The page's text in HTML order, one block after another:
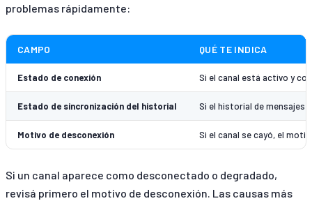
problemas rápidamente:
CAMPO QUÉ TE INDICA
Estado de conexión Si el canal está activo y
Estado de sincronización del historial Si el historial de
Motivo de desconexión Si el canal se cayó, el
Si un canal aparece como desconectado o degradado,
revisá primero el motivo de desconexión. Las causas más